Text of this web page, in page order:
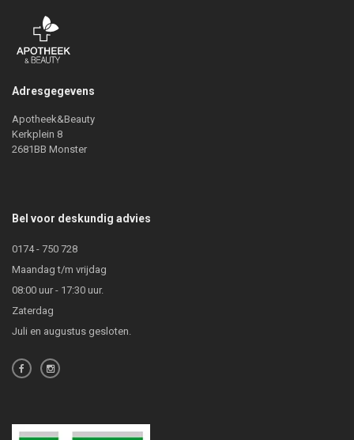
Adresgegevens
Apotheek&Beauty
Kerkplein 8
2681BB Monster
Bel voor deskundig advies
0174 - 750 728
Maandag t/m vrijdag
08:00 uur - 17:30 uur.
Zaterdag
Juli en augustus gesloten.